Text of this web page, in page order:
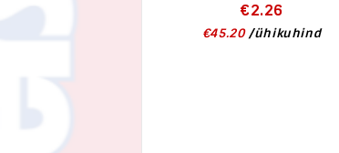
€2.26
€45.20 /ühikuhind